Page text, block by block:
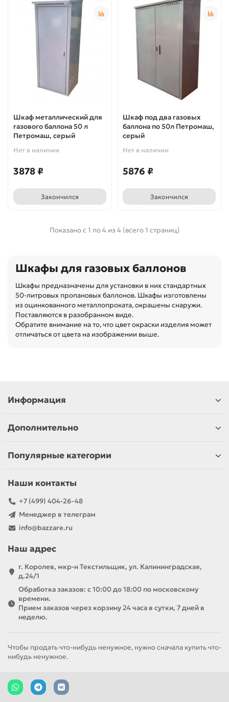
Шкаф металлический для
газового баллона 50 л
Петромаш, серый
Нет в наличии
3878 ₽
Закончился
Шкаф под два газовых
баллона по 50л Петромаш,
серый
Нет в наличии
5876 ₽
Закончился
Показано с 1 по 4 из 4 (всего 1 страниц)
Шкафы для газовых баллонов
Шкафы предназначены для установки в них стандартных
50-литровых пропановых баллонов. Шкафы изготовлены
из оцинкованного металлопроката, окрашены снаружи.
Поставляются в разобранном виде.
Обратите внимание на то, что цвет окраски изделия может
отличаться от цвета на изображении выше.
Информация
Дополнительно
Популярные категории
Наши контакты
+7 (499) 404-26-48
Менеджер в телеграм
info@bazzare.ru
Наш адрес
г. Королев, мкр-н Текстильщик, ул. Калининградская,
д.24/1
Обработка заказов: с 10:00 до 18:00 по московскому
времени.
Прием заказов через корзину 24 часа в сутки, 7 дней в
неделю.
Чтобы продать что-нибудь ненужное, нужно сначала купить что-
нибудь ненужное.